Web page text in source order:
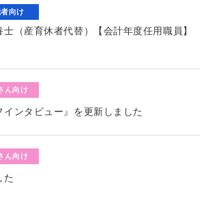
向け
（産育休者代替）【会計年度任用職員】
ん向け
ンタビュー』を更新しました
ん向け
た